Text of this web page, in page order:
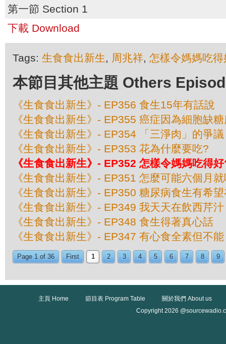
第一節 Section 1
下載 Download
Tags: 生食食出新生, 周兆祥, 怎樣令媽媽吃得
本節目其他主題 Others
《生食食出新生》- EP356 食生15年有話說
《生食食出新生》- EP355 癌症因為細胞缺
《生食食出新生》- EP354 「三淨肉」的爭議
《生食食出新生》- EP353 花為什麼要吃?
《生食食出新生》- EP352 怎樣令媽媽吃得
《生食食出新生》- EP351 怎麼可能六個月
《生食食出新生》- EP350 糖尿病食生有希
《生食食出新生》- EP349 我天天在飲西芹汁
《生食食出新生》- EP348 食生得著真心話
《生食食出新生》- EP347 有心食全素但不
Page 1 of 36 First 1 2 3 4 5 6 7 8 9
主頁 Home 節目表 Program Table
關於我們 About us
Copyright 2026